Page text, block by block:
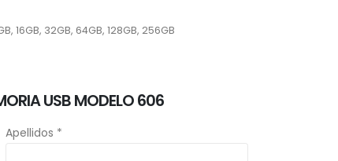
16GB, 32GB, 64GB, 128GB, 256GB
USB MODELO 606
Apellidos *